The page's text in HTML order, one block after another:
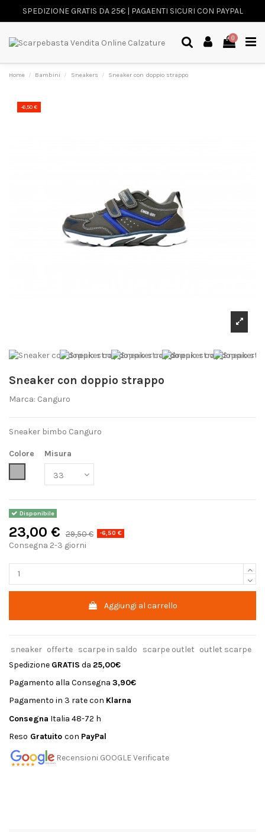
SPEDIZIONE GRATIS DA 25€ | PAGAENTI SICURI CON PAYPAL
0
Home Bambini Sneakers Sneaker con doppio strappo
-6,50 €
Sneaker con doppio strappo
Marca: Canguro
Sneaker bimbo Canguro
Colore
Misura
Disponibile
23,00 € 29,50 € -6,50 €
Consegna 2-3 giorni
Aggiungi al carrello
sneaker offerte scarpe in saldo scarpe outlet outlet scarpe
Spedizione GRATIS da 25,00€
Pagamento alla Consegna 3,90€
Pagamento in 3 rate con Klarna
Consegna Italia 48-72 h
Reso Gratuito con PayPal
Recensioni GOOGLE Verificate